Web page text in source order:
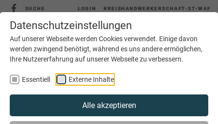
Datenschutzeinstellungen
Auf unserer Webseite werden Cookies verwendet. Einige davon
werden zwingend benötigt, während es uns andere ermöglichen,
Ihre Nutzererfahrung auf unserer Webseite zu verbessern.
Essentiell Externe Inhalte
Alle akzeptieren
SUCHE LOGIN KREISHANDWERKERSCHAFT-ST-WAF
MENÜ